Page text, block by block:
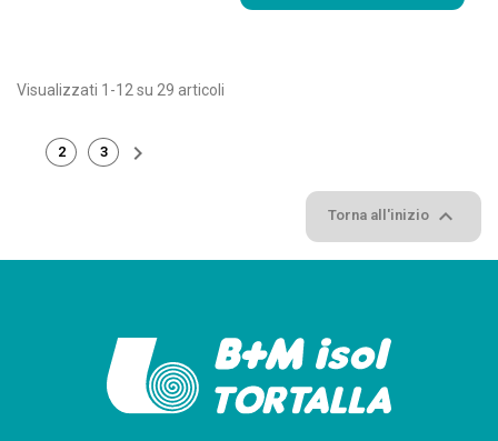
Visualizzati 1-12 su 29 articoli
2 3 
Torna all'inizio 